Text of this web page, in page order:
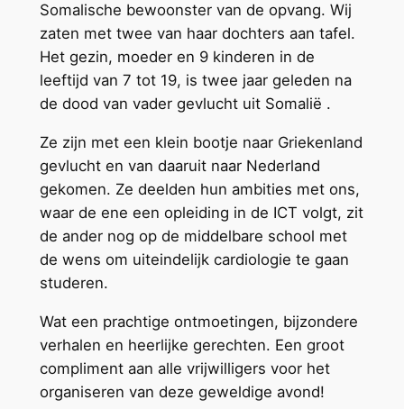
Somalische bewoonster van de opvang. Wij
zaten met twee van haar dochters aan tafel.
Het gezin, moeder en 9 kinderen in de
leeftijd van 7 tot 19, is twee jaar geleden na
de dood van vader gevlucht uit Somalië .
Ze zijn met een klein bootje naar Griekenland
gevlucht en van daaruit naar Nederland
gekomen. Ze deelden hun ambities met ons,
waar de ene een opleiding in de ICT volgt, zit
de ander nog op de middelbare school met
de wens om uiteindelijk cardiologie te gaan
studeren.
Wat een prachtige ontmoetingen, bijzondere
verhalen en heerlijke gerechten. Een groot
compliment aan alle vrijwilligers voor het
organiseren van deze geweldige avond!